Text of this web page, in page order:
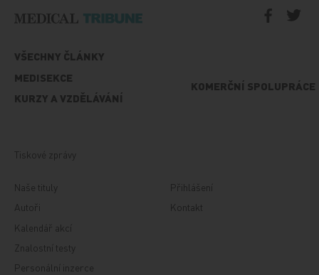
VŠECHNY ČLÁNKY
MEDISEKCE
KURZY A VZDĚLÁVÁNÍ
KOMERČNÍ SPOLUPRÁCE
Tiskové zprávy
Naše tituly
Autoři
Kalendář akcí
Znalostní testy
Personální inzerce
Přihlášení
Kontakt